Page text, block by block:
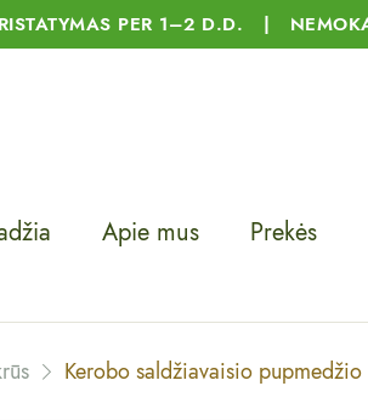
PER 1–2 D.D. |
Apie mus Prekės
Kerobo saldžiavaisio